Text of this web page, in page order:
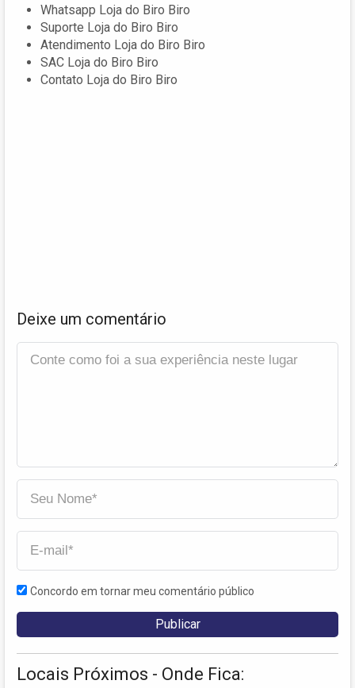
Whatsapp Loja do Biro Biro
Suporte Loja do Biro Biro
Atendimento Loja do Biro Biro
SAC Loja do Biro Biro
Contato Loja do Biro Biro
Deixe um comentário
Concordo em tornar meu comentário público
Locais Próximos - Onde Fica: